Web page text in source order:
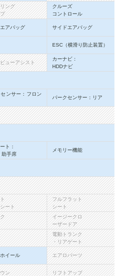
ング
クルーズ
コントロール
アバッグ サイドエアバッグ
ESC（横滑り防止装置）
ューアシスト
カーナビ：
HDDナビ
ンサー：フロン
パークセンサー：リア
ト：
助手席
メモリー機能
ート
フルフラット
シート
イージークロ
ーザードア
電動トランク
・リアゲート
イール エアロパーツ
ン リフトアップ